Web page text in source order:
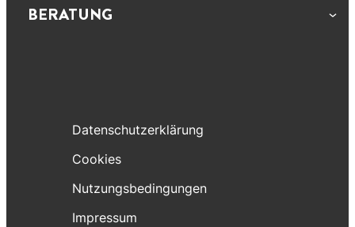
BERATUNG
Datenschutzerklärung
Cookies
Nutzungsbedingungen
Impressum